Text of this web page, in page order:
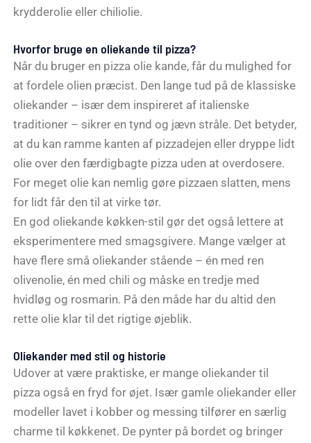
krydderolie eller chiliolie.
Hvorfor bruge en oliekande til pizza?
Når du bruger en pizza olie kande, får du mulighed for
at fordele olien præcist. Den lange tud på de klassiske
oliekander – især dem inspireret af italienske
traditioner – sikrer en tynd og jævn stråle. Det betyder,
at du kan ramme kanten af pizzadejen eller dryppe lidt
olie over den færdigbagte pizza uden at overdosere.
For meget olie kan nemlig gøre pizzaen slatten, mens
for lidt får den til at virke tør.
En god oliekande køkken-stil gør det også lettere at
eksperimentere med smagsgivere. Mange vælger at
have flere små oliekander stående – én med ren
olivenolie, én med chili og måske en tredje med
hvidløg og rosmarin. På den måde har du altid den
rette olie klar til det rigtige øjeblik.
Oliekander med stil og historie
Udover at være praktiske, er mange oliekander til
pizza også en fryd for øjet. Især gamle oliekander eller
modeller lavet i kobber og messing tilfører en særlig
charme til køkkenet. De pynter på bordet og bringer